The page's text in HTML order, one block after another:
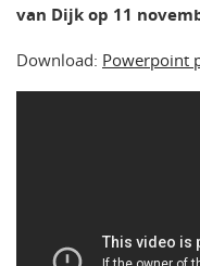
van Dijk op 11
Download: Powerpoint